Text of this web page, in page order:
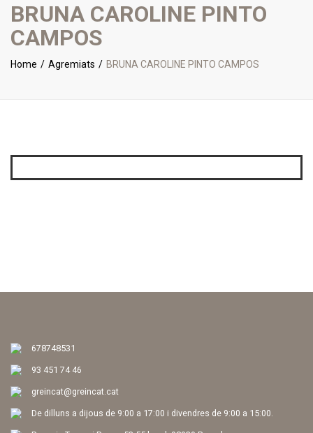
BRUNA CAROLINE PINTO
CAMPOS
Home Agremiats BRUNA CAROLINE PINTO CAMPOS
678748531
93 451 74 46
greincat@greincat.cat
De dilluns a dijous de 9:00 a 17:00 i divendres de 9:00 a 15:00.